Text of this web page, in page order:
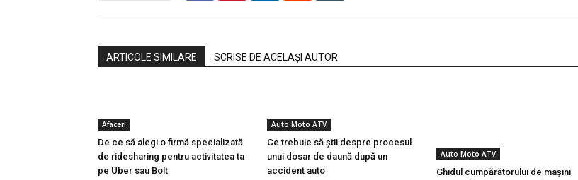
ARTICOLE SIMILARE SCRISE DE ACELAȘI AUTOR
Afaceri
De ce să alegi o firmă specializată
de ridesharing pentru activitatea ta
pe Uber sau Bolt
Auto Moto ATV
Ce trebuie să știi despre procesul
unui dosar de daună după un
accident auto
Auto Moto ATV
Ghidul cumpărătorului de mașini